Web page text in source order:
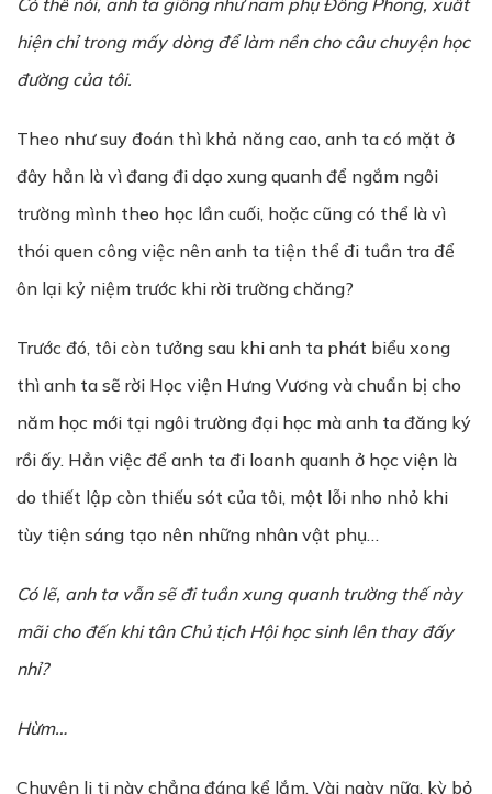
Cóthểnói, anh ta giống nhưnam phụĐông Phong, xuất
hiện chỉtrong mấy dòng đểlàm nền cho câu chuyện học
đường của tôi.
Theo như suy đoán thì khả năng cao, anh ta có mặt ở
đây hẳn là vì đang đi dạo xung quanh để ngắm ngôi
trường mình theo học lần cuối, hoặc cũng có thể là vì
thói quen công việc nên anh ta tiện thể đi tuần tra để
ôn lại kỷ niệm trước khi rời trường chăng?
Trước đó, tôi còn tưởng sau khi anh ta phát biểu xong
thì anh ta sẽ rời Học viện Hưng Vương và chuẩn bị cho
năm học mới tại ngôi trường đại học mà anh ta đăng ký
rồi ấy. Hẳn việc để anh ta đi loanh quanh ở học viện là
do thiết lập còn thiếu sót của tôi, một lỗi nho nhỏ khi
tùy tiện sáng tạo nên những nhân vật phụ…
Cólẽ, anh ta vẫn sẽđi tuần xung quanh trường thếnày
mãi cho đến khi tân Chủtịch Hộihọc sinh lên thayđấy
nhỉ?
Hừm…
Chuyện li ti này chẳng đáng kể lắm. Vài ngày nữa, kỳ bỏ